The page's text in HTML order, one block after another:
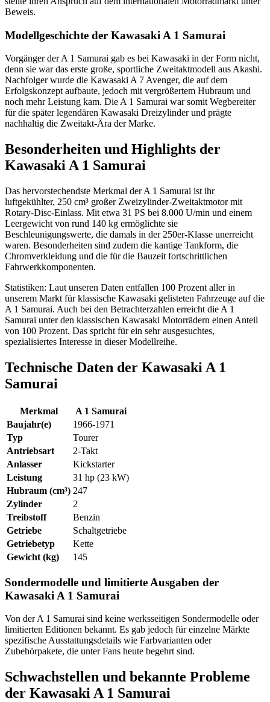
Beweis.
Modellgeschichte der Kawasaki A 1 Samurai
Vorgänger der A 1 Samurai gab es bei Kawasaki in der Form nicht,
denn sie war das erste große, sportliche Zweitaktmodell aus Akashi.
Nachfolger wurde die Kawasaki A 7 Avenger, die auf dem
Erfolgskonzept aufbaute, jedoch mit vergrößertem Hubraum und
noch mehr Leistung kam. Die A 1 Samurai war somit Wegbereiter
für die später legendären Kawasaki Dreizylinder und prägte
nachhaltig die Zweitakt-Ära der Marke.
Besonderheiten und Highlights der
Kawasaki A 1 Samurai
Das hervorstechendste Merkmal der A 1 Samurai ist ihr
luftgekühlter, 250 cm³ großer Zweizylinder-Zweitaktmotor mit
Rotary-Disc-Einlass. Mit etwa 31 PS bei 8.000 U/min und einem
Leergewicht von rund 140 kg ermöglichte sie
Beschleunigungswerte, die damals in der 250er-Klasse unerreicht
waren. Besonderheiten sind zudem die kantige Tankform, die
Chromverkleidung und die für die Bauzeit fortschrittlichen
Fahrwerkkomponenten.
Statistiken: Laut unseren Daten entfallen 100 Prozent aller in
unserem Markt für klassische Kawasaki gelisteten Fahrzeuge auf die
A 1 Samurai. Auch bei den Betrachterzahlen erreicht die A 1
Samurai unter den klassischen Kawasaki Motorrädern einen Anteil
von 100 Prozent. Das spricht für ein sehr ausgesuchtes,
spezialisiertes Interesse in dieser Modellreihe.
Technische Daten der Kawasaki A 1
Samurai
Merkmal
A 1 Samurai
Baujahr(e)
1966-1971
Typ
Tourer
Antriebsart
2-Takt
Anlasser
Kickstarter
Leistung
31 hp (23 kW)
Hubraum (cm³) 247
Zylinder
2
Treibstoff
Benzin
Getriebe
Schaltgetriebe
Getriebetyp
Kette
Gewicht (kg)
145
Sondermodelle und limitierte Ausgaben der
Kawasaki A 1 Samurai
Von der A 1 Samurai sind keine werksseitigen Sondermodelle oder
limitierten Editionen bekannt. Es gab jedoch für einzelne Märkte
spezifische Ausstattungsdetails wie Farbvarianten oder
Zubehörpakete, die unter Fans heute begehrt sind.
Schwachstellen und bekannte Probleme
der Kawasaki A 1 Samurai